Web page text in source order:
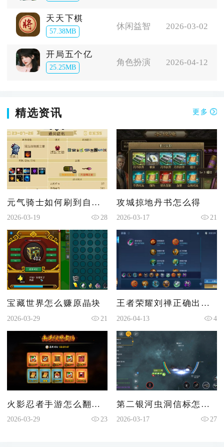
天天下棋
57.38MB
休闲益智 2026-03-02
开局五个亿
25.25MB
角色扮演 2026-04-12
精选资讯 更多
元气骑士如何刷到自己想要的因子
2026-03-19 28
攻城掠地丹书怎么得
2026-03-17 21
宝藏世界怎么赚原晶块
2026-03-29 21
王者荣耀刘禅正确出肉装是什么
2026-04-13 4
火影忍者手游怎么翻出传说忍具
2026-03-29 23
第二银河虫洞信标怎么全部开启
2026-03-17 27